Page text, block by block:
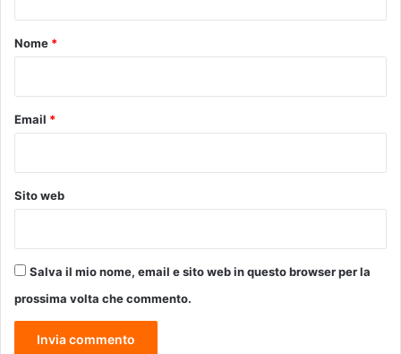
o
Nome *
Email *
Sito web
Salva il mio nome, email e sito web in questo browser per la
prossima volta che commento.